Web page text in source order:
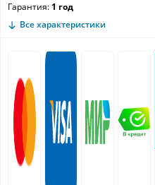
Гарантия: 1 год
Все характеристики